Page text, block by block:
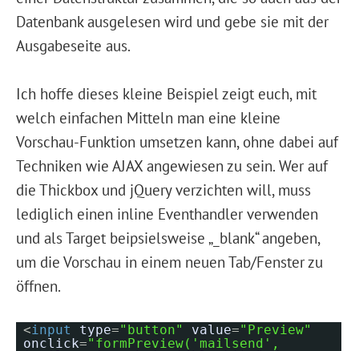
Datenbank ausgelesen wird und gebe sie mit der
Ausgabeseite aus.
Ich hoffe dieses kleine Beispiel zeigt euch, mit
welch einfachen Mitteln man eine kleine
Vorschau-Funktion umsetzen kann, ohne dabei auf
Techniken wie AJAX angewiesen zu sein. Wer auf
die Thickbox und jQuery verzichten will, muss
lediglich einen inline Eventhandler verwenden
und als Target beipsielsweise „_blank“ angeben,
um die Vorschau in einem neuen Tab/Fenster zu
öffnen.
<input type="button" value="Preview"
onclick="formPreview('mailsend',